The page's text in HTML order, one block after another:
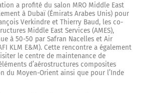
a profité du salon MRO Middle East
à Dubaï (Émirats Arabes Unis) pour
Verkindre et Thierry Baud, les co-
Middle East Services (AMES),
à 50-50 par Safran Nacelles et Air
KLM E&M). Cette rencontre a également
le centre de maintenance de
d’aérostructures composites
du Moyen-Orient ainsi que pour l’Inde